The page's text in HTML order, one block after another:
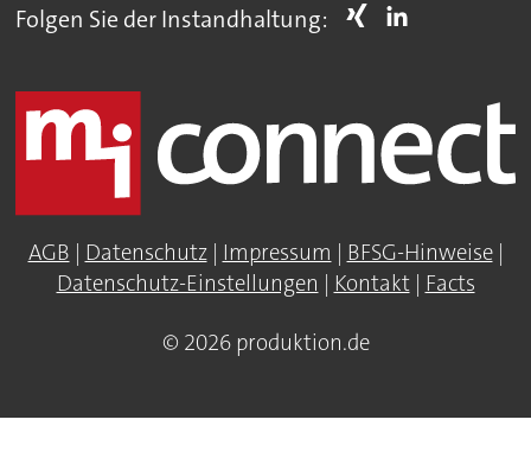
Folgen Sie der Instandhaltung:
AGB | Datenschutz| Impressum | BFSG-Hinweise|
Datenschutz-Einstellungen | Kontakt| Facts
© 2026 produktion.de